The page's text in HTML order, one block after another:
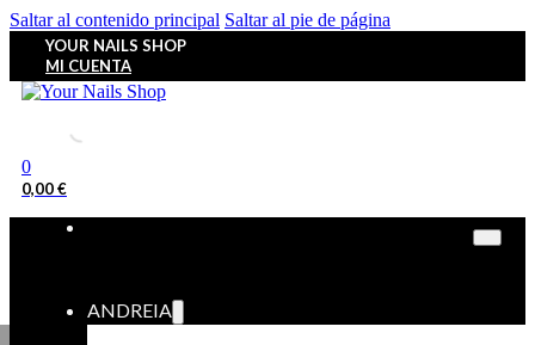
Saltar al contenido principal Saltar al pie de página
YOUR NAILS SHOP
MI CUENTA
0
0,00€
ANDREIA